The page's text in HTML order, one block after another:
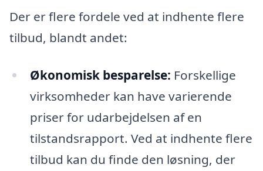
Der er flere fordele ved at indhente flere
tilbud, blandt andet:
Økonomisk besparelse: Forskellige
virksomheder kan have varierende
priser for udarbejdelsen af en
tilstandsrapport. Ved at indhente flere
tilbud kan du finde den løsning, der